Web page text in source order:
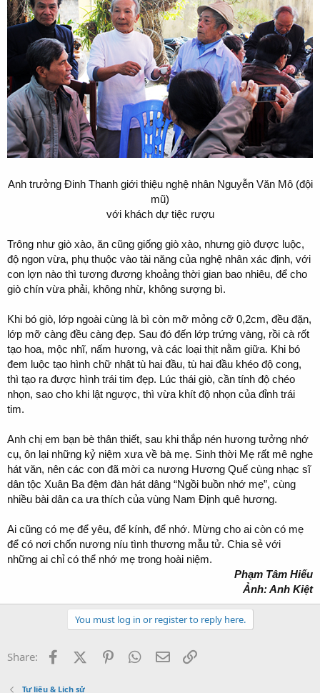
Anh trưởng Đinh Thanh giới thiệu nghệ nhân Nguyễn Văn Mô (đội
mũ)
với khách dự tiệc rượu
Trông như giò xào, ăn cũng giống giò xào, nhưng giò được luộc,
độ ngon vừa, phụ thuộc vào tài năng của nghệ nhân xác định, với
con lợn nào thì tương đương khoảng thời gian bao nhiêu, để cho
giò chín vừa phải, không nhừ, không sượng bì.
Khi bó giò, lớp ngoài cùng là bì còn mỡ mỏng cỡ 0,2cm, đều đặn,
lớp mỡ càng đều càng đẹp. Sau đó đến lớp trứng vàng, rồi cà rốt
tạo hoa, mộc nhĩ, nấm hương, và các loại thịt nằm giữa. Khi bó
đem luộc tạo hình chữ nhật tù hai đầu, tù hai đầu khéo độ cong,
thì tạo ra được hình trái tim đẹp. Lúc thái giò, cần tính độ chéo
nhọn, sao cho khi lật ngược, thì vừa khít độ nhọn của đỉnh trái
tim.
Anh chị em bạn bè thân thiết, sau khi thắp nén hương tưởng nhớ
cụ, ôn lại những kỷ niệm xưa về bà mẹ. Sinh thời Mẹ rất mê nghe
hát văn, nên các con đã mời ca nương Hương Quế cùng nhạc sĩ
dân tộc Xuân Ba đệm đàn hát dâng “Ngồi buồn nhớ mẹ”, cùng
nhiều bài dân ca ưa thích của vùng Nam Định quê hương.
Ai cũng có mẹ để yêu, để kính, để nhớ. Mừng cho ai còn có mẹ
để có nơi chốn nương níu tình thương mẫu tử. Chia sẻ với
những ai chỉ có thể nhớ mẹ trong hoài niệm.
Phạm Tâm Hiếu
Ảnh: Anh Kiệt
You must log in or register to reply here.
Share: FacebookX (Twitter)PinterestWhatsApp
Email
Tư liệu & Lịch sử